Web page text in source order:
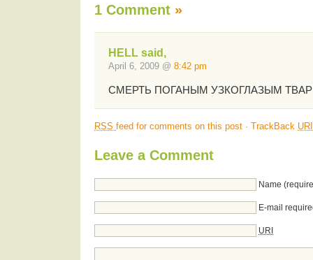
1 Comment »
HELL said,
April 6, 2009 @ 8:42 pm
СМЕРТЬ ПОГАНЫМ УЗКОГЛАЗЫМ
RSS feed for comments on this post · TrackBack URI
Leave a Comment
Name
E-mail
URI